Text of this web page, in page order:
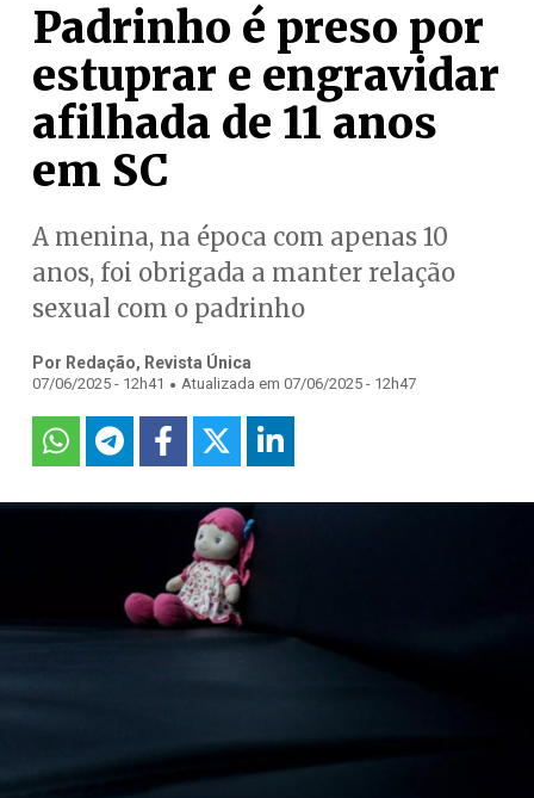
Padrinho é preso por
estuprar e engravidar
afilhada de 11 anos
em SC
A menina, na época com apenas 10
anos, foi obrigada a manter relação
sexual com o padrinho
Por Redação, Revista Única
07/06/2025 - 12h41 . Atualizada em 07/06/2025 - 12h47